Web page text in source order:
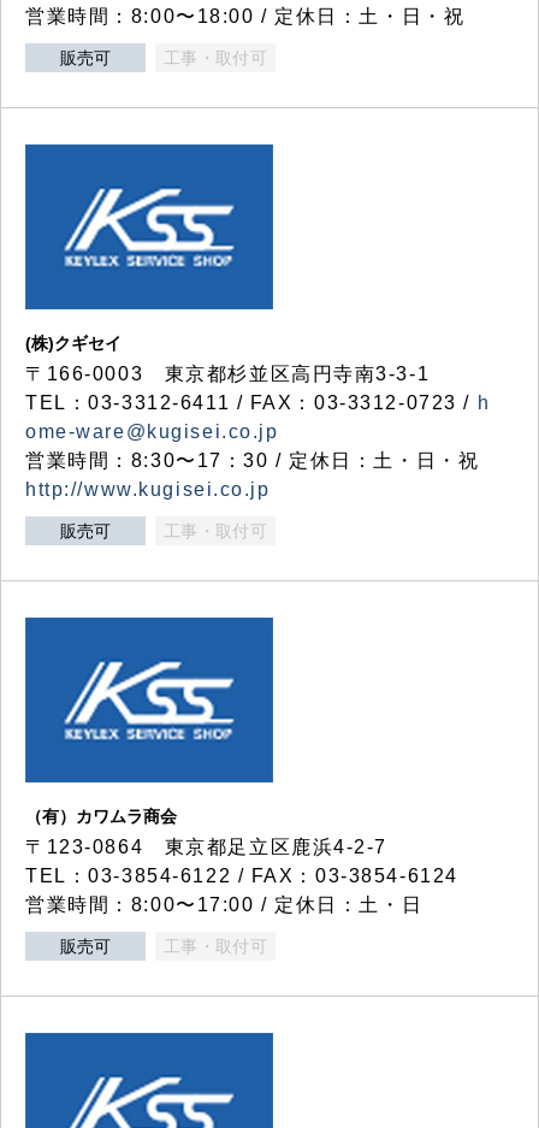
営業時間：8:00〜18:00 / 定休日：土・日・祝
販売可 工事・取付可
(株)クギセイ
〒166-0003 東京都杉並区高円寺南3-3-1
TEL：03-3312-6411 / FAX：03-3312-0723 / h
ome-ware@kugisei.co.jp
営業時間：8:30〜17：30 / 定休日：土・日・祝
http://www.kugisei.co.jp
販売可 工事・取付可
（有）カワムラ商会
〒123-0864 東京都足立区鹿浜4-2-7
TEL：03-3854-6122 / FAX：03-3854-6124
営業時間：8:00〜17:00 / 定休日：土・日
販売可 工事・取付可